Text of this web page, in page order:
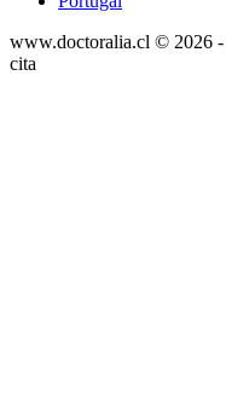
www.doctoralia.cl © 2026 -
cita